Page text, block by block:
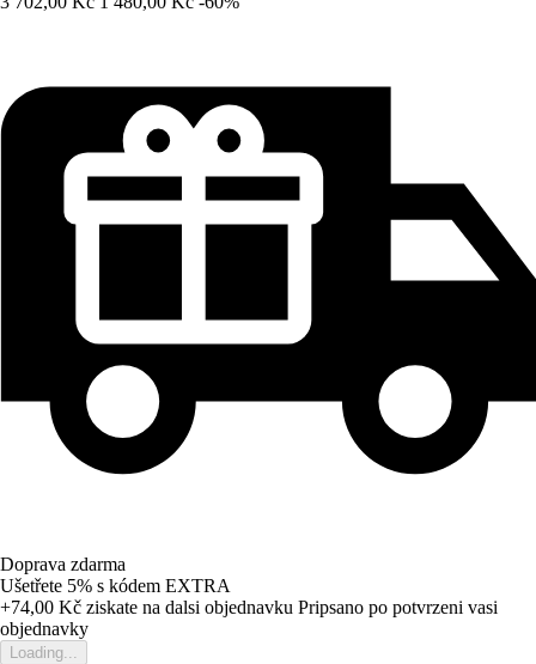
Doprava zdarma
Ušetřete 5% s kódem EXTRA
+74,00 Kč ziskate na dalsi objednavku Pripsano po potvrzeni vasi
objednavky
Loading...